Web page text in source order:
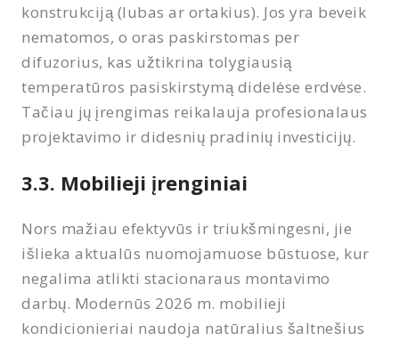
konstrukciją (lubas ar ortakius). Jos yra beveik
nematomos, o oras paskirstomas per
difuzorius, kas užtikrina tolygiausią
temperatūros pasiskirstymą didelėse erdvėse.
Tačiau jų įrengimas reikalauja profesionalaus
projektavimo ir didesnių pradinių investicijų.
3.3. Mobilieji įrenginiai
Nors mažiau efektyvūs ir triukšmingesni, jie
išlieka aktualūs nuomojamuose būstuose, kur
negalima atlikti stacionaraus montavimo
darbų. Modernūs 2026 m. mobilieji
kondicionieriai naudoja natūralius šaltnešius